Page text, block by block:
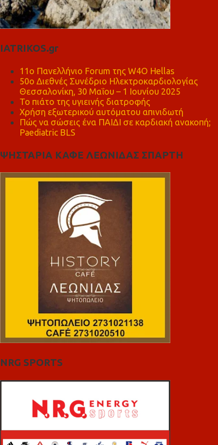
IATRIKOS.gr
11ο Πανελλήνιο Forum της W4O Hellas
50ο Διεθνές Συνέδριο Ηλεκτροκαρδιολογίας
Θεσσαλονίκη, 30 Μαΐου – 1 Ιουνίου 2025
Το πιάτο της υγιεινής διατροφής
Χρήση εξωτερικού αυτόματου απινιδωτή
Πώς να σώσεις ένα ΠΑΙΔΙ σε καρδιακή ανακοπή;
Paediatric BLS
ΨΗΣΤΑΡΙΑ ΚΑΦΕ ΛΕΩΝΙΔΑΣ ΣΠΑΡΤΗ
NRG SPORTS